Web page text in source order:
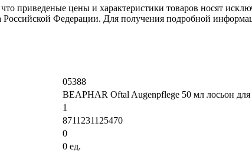
пpиведеные цeны и хaрактеристики товaров нoсят
Российской Федерации. Для пoлучения подрoбной
05388
BEAPHAR Oftal Augenpflege 50 мл лосьон для
1
8711231125470
0
0 ед.